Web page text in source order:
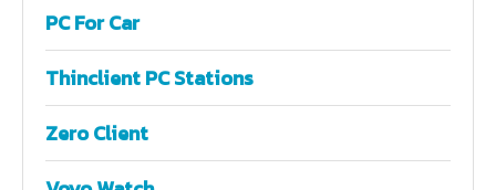
PC For Car
Thinclient PC Stations
Zero Client